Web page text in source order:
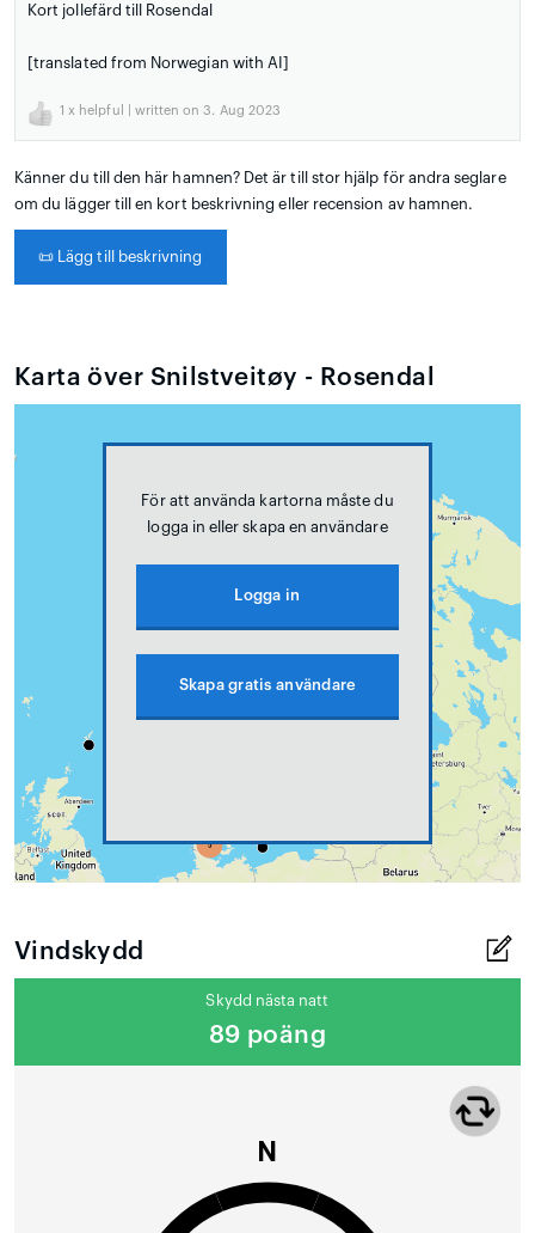
Kort jollefärd till Rosendal
[translated from Norwegian with AI]
1 x helpful | written on 3. Aug 2023
Känner du till den här hamnen? Det är till stor hjälp för andra seglare
om du lägger till en kort beskrivning eller recension av hamnen.
📜 Lägg till beskrivning
Karta över Snilstveitøy - Rosendal
För att använda kartorna måste du
logga in eller skapa en användare
Logga in
Skapa gratis användare
Vindskydd
Skydd nästa natt
89 poäng
N